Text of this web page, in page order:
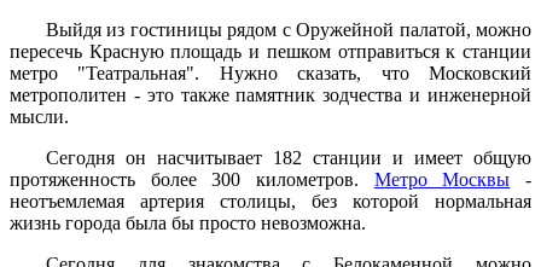
Выйдя из гостиницы рядом с Оружейной палатой, можно
пересечь Красную площадь и пешком отправиться к станции
метро "Театральная". Нужно сказать, что Московский
метрополитен - это также памятник зодчества и инженерной
мысли.
Сегодня он насчитывает 182 станции и имеет общую
протяженность более 300 километров. Метро Москвы -
неотъемлемая артерия столицы, без которой нормальная
жизнь города была бы просто невозможна.